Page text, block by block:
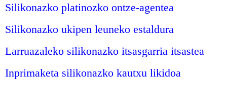
Silikonazko platinozko ontze-agentea
Silikonazko ukipen leuneko estaldura
Larruazaleko silikonazko itsasgarria itsastea
Inprimaketa silikonazko kautxu likidoa